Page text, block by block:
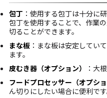
包丁 ：使用する包丁は十分に
包丁を使用することで、作業
切ることができます。
まな板：まな板は安定してい
ます。
皮むき器（オプション）
：大
フードプロセッサー（オプショ
ん切りにしたい場合に便利です